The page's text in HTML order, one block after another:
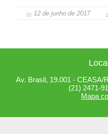
12 de junho de 2017
Av. Brasil, 19.001 - CEASA/
(21) 2471-
Mapa